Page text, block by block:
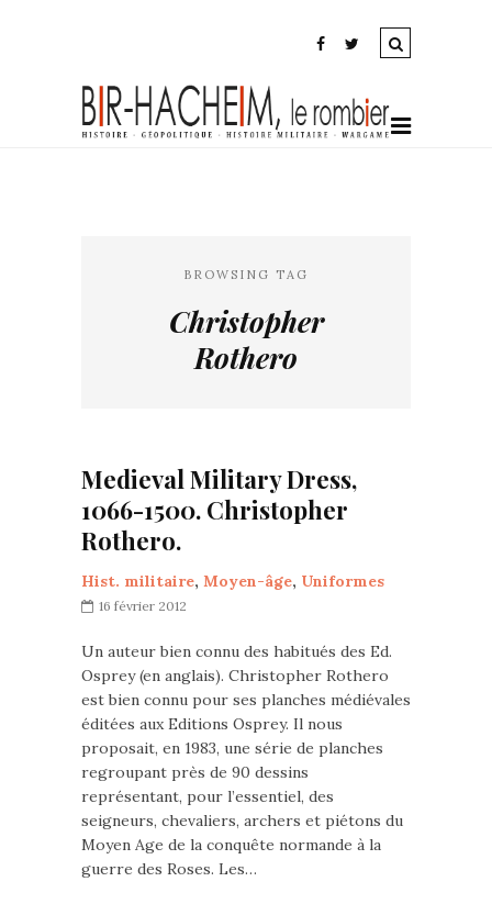
BROWSING TAG
Christopher
Rothero
Medieval Military Dress,
1066-1500. Christopher
Rothero.
Hist. militaire, Moyen-âge, Uniformes
16 février 2012
Un auteur bien connu des habitués des Ed.
Osprey (en anglais). Christopher Rothero
est bien connu pour ses planches médiévales
éditées aux Editions Osprey. Il nous
proposait, en 1983, une série de planches
regroupant près de 90 dessins
représentant, pour l’essentiel, des
seigneurs, chevaliers, archers et piétons du
Moyen Age de la conquête normande à la
guerre des Roses. Les…